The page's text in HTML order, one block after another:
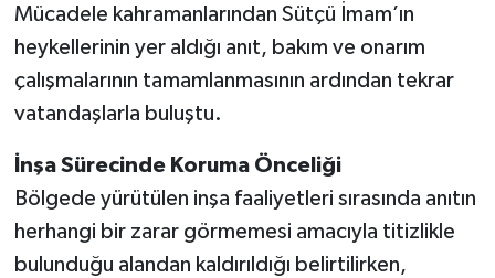
Mücadele kahramanlarından Sütçü İmam’ın
heykellerinin yer aldığı anıt, bakım ve onarım
çalışmalarının tamamlanmasının ardından tekrar
vatandaşlarla buluştu.
İnşa Sürecinde Koruma Önceliği
Bölgede yürütülen inşa faaliyetleri sırasında anıtın
herhangi bir zarar görmemesi amacıyla titizlikle
bulunduğu alandan kaldırıldığı belirtilirken,